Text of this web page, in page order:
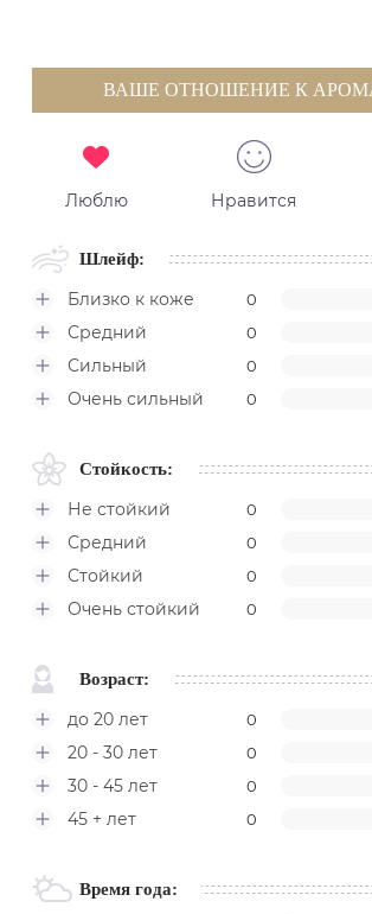
ВАШЕ ОТНОШЕНИЕ К
Люблю Нравится
Шлейф:
Близко к коже 0
Средний 0
Сильный 0
Очень сильный 0
Стойкость:
Не стойкий 0
Средний 0
Стойкий 0
Очень стойкий 0
Возраст:
до 20 лет 0
20 - 30 лет 0
30 - 45 лет 0
45 + лет 0
Время года: